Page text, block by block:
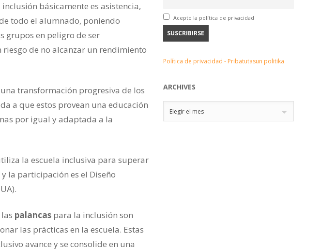
básicamente es asistencia,
todo el alumnado, poniendo
grupos en peligro de ser
de no alcanzar un rendimiento
transformación progresiva de los
a que estos provean una educación
por igual y adaptada a la
la escuela inclusiva para superar
la participación es el Diseño
palancaspara la inclusión son
las prácticas en la escuela. Estas
avance y se consolide en una
Acepto la política de privacidad
Política de privacidad - Pribatutasun politika
ARCHIVES
Elegir el mes